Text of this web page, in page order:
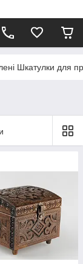
Шкатулки для